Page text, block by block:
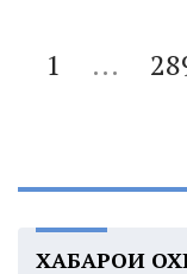
1 ...
ХАБАРҲОИ